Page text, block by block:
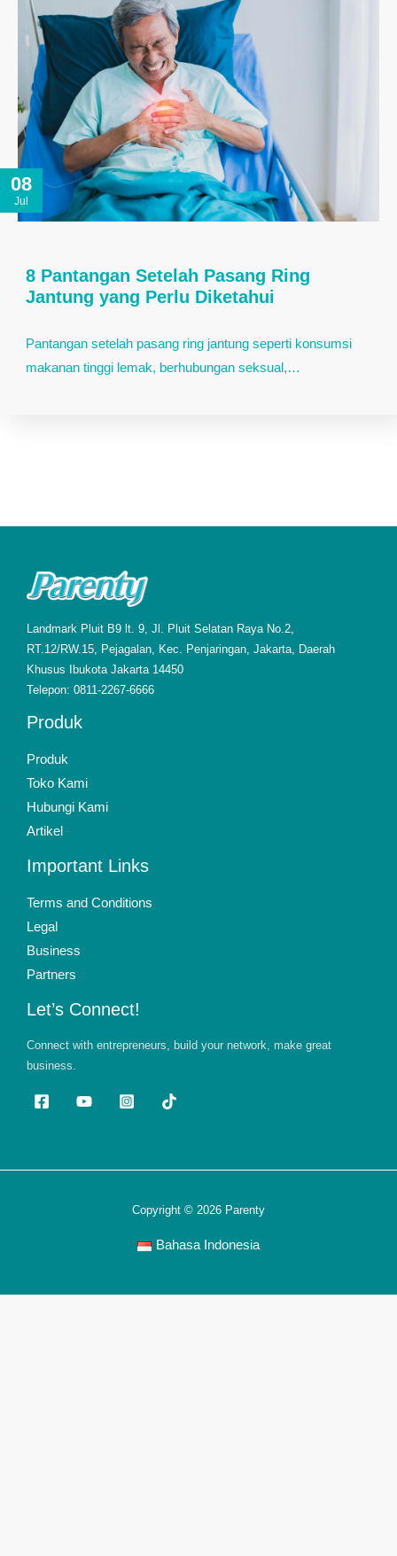
08
Jul
8 Pantangan Setelah Pasang Ring
Jantung yang Perlu Diketahui
Pantangan setelah pasang ring jantung seperti konsumsi
makanan tinggi lemak, berhubungan seksual,…
Landmark Pluit B9 lt. 9, Jl. Pluit Selatan Raya No.2,
RT.12/RW.15, Pejagalan, Kec. Penjaringan, Jakarta, Daerah
Khusus Ibukota Jakarta 14450
Telepon: 0811-2267-6666
Produk
Produk
Toko Kami
Hubungi Kami
Artikel
Important Links
Terms and Conditions
Legal
Business
Partners
Let’s Connect!
Connect with entrepreneurs, build your network, make great
business.
Copyright © 2026 Parenty
Bahasa Indonesia